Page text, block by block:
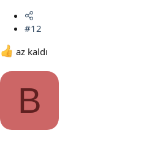
#12
az kaldı
B